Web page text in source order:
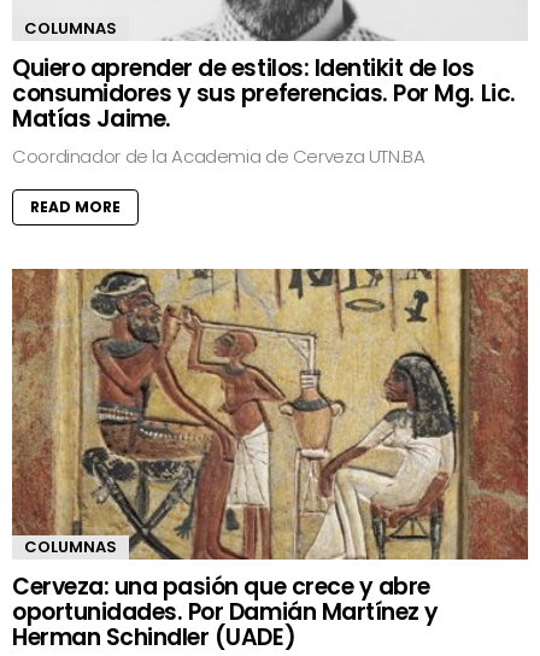
COLUMNAS
Quiero aprender de estilos: Identikit de los
consumidores y sus preferencias. Por Mg. Lic.
Matías Jaime.
Coordinador de la Academia de Cerveza UTN.BA
READ MORE
COLUMNAS
Cerveza: una pasión que crece y abre
oportunidades. Por Damián Martínez y
Herman Schindler (UADE)